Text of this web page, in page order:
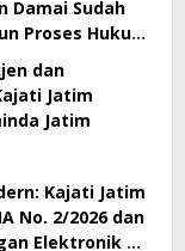
Damai Sudah
Proses Hukum
dan
Jatim
Jatim
Kajati Jatim
No. 2/2026 dan
Elektronik di